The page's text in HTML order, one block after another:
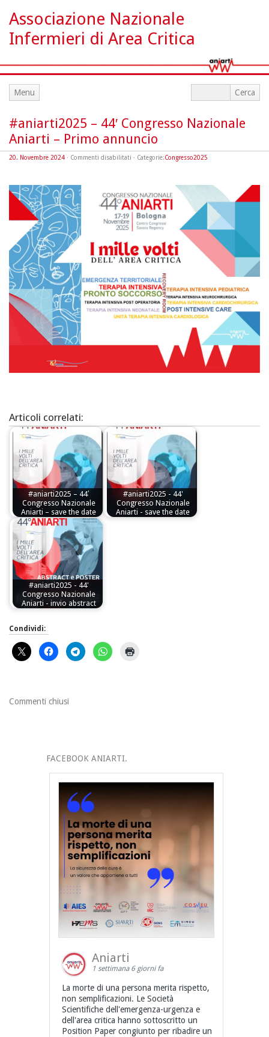
Associazione Nazionale
Infermieri di Area Critica
Menu
#aniarti2025 – 44′ Congresso Nazionale
Aniarti – Primo annuncio
20. Novembre 2024 · Commenti disabilitati su
#aniarti2025
Aniarti
–
Primo
annuncio
· Categorie:Congresso2025
Articoli correlati:
#aniarti2025 – 44′
Congresso Nazionale
Aniarti – save the date
#aniarti2025 - 44'
Congresso Nazionale
Aniarti - save the date
#aniarti2025 - 44'
Congresso Nazionale
Aniarti - invio abstract
Condividi:
Commenti chiusi
FACEBOOK ANIARTI.
Aniarti
1 settimana 6 giorni fa
La morte di una persona merita rispetto,
non semplificazioni. Le Società
Scientifiche dell'emergenza-urgenza e
dell'area critica hanno sottoscritto un
Position Paper congiunto per ribadire un